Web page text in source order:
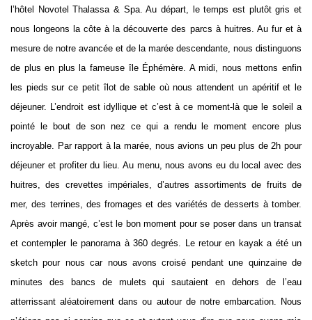
l’hôtel Novotel Thalassa & Spa. Au départ, le temps est plutôt gris et
nous longeons la côte à la découverte des parcs à huitres. Au fur et à
mesure de notre avancée et de la marée descendante, nous distinguons
de plus en plus la fameuse île Éphémère. A midi, nous mettons enfin
les pieds sur ce petit îlot de sable où nous attendent un apéritif et le
déjeuner. L’endroit est idyllique et c’est à ce moment-là que le soleil a
pointé le bout de son nez ce qui a rendu le moment encore plus
incroyable. Par rapport à la marée, nous avions un peu plus de 2h pour
déjeuner et profiter du lieu. Au menu, nous avons eu du local avec des
huitres, des crevettes impériales, d’autres assortiments de fruits de
mer, des terrines, des fromages et des variétés de desserts à tomber.
Après avoir mangé, c’est le bon moment pour se poser dans un transat
et contempler le panorama à 360 degrés. Le retour en kayak a été un
sketch pour nous car nous avons croisé pendant une quinzaine de
minutes des bancs de mulets qui sautaient en dehors de l’eau
atterrissant aléatoirement dans ou autour de notre embarcation. Nous